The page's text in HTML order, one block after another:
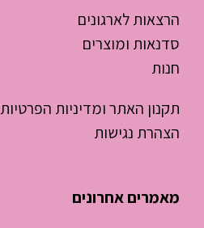
הרצאות לארגונים
סדנאות ומוצרים
חנות
תקנון האתר ומדיניות הפרטיות
הצהרת נגישות
מאמרים אחרונים